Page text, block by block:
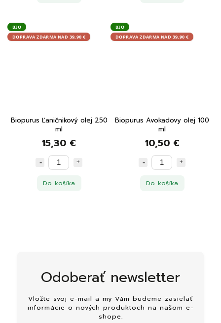
BIO
DOPRAVA ZDARMA NAD 39,90 €
Biopurus Ľaničnikový olej 250
ml
15,30 €
Do košíka
BIO
DOPRAVA ZDARMA NAD 39,90 €
Biopurus Avokadovy olej 100
ml
10,50 €
Do košíka
Odoberať newsletter
Vložte svoj e-mail a my Vám budeme zasielať
informácie o nových produktoch na našom e-
shope.